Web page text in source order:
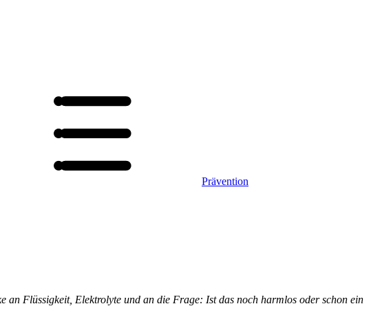
Prävention
Flüssigkeit, Elektrolyte und an die Frage: Ist das noch harmlos oder schon ein